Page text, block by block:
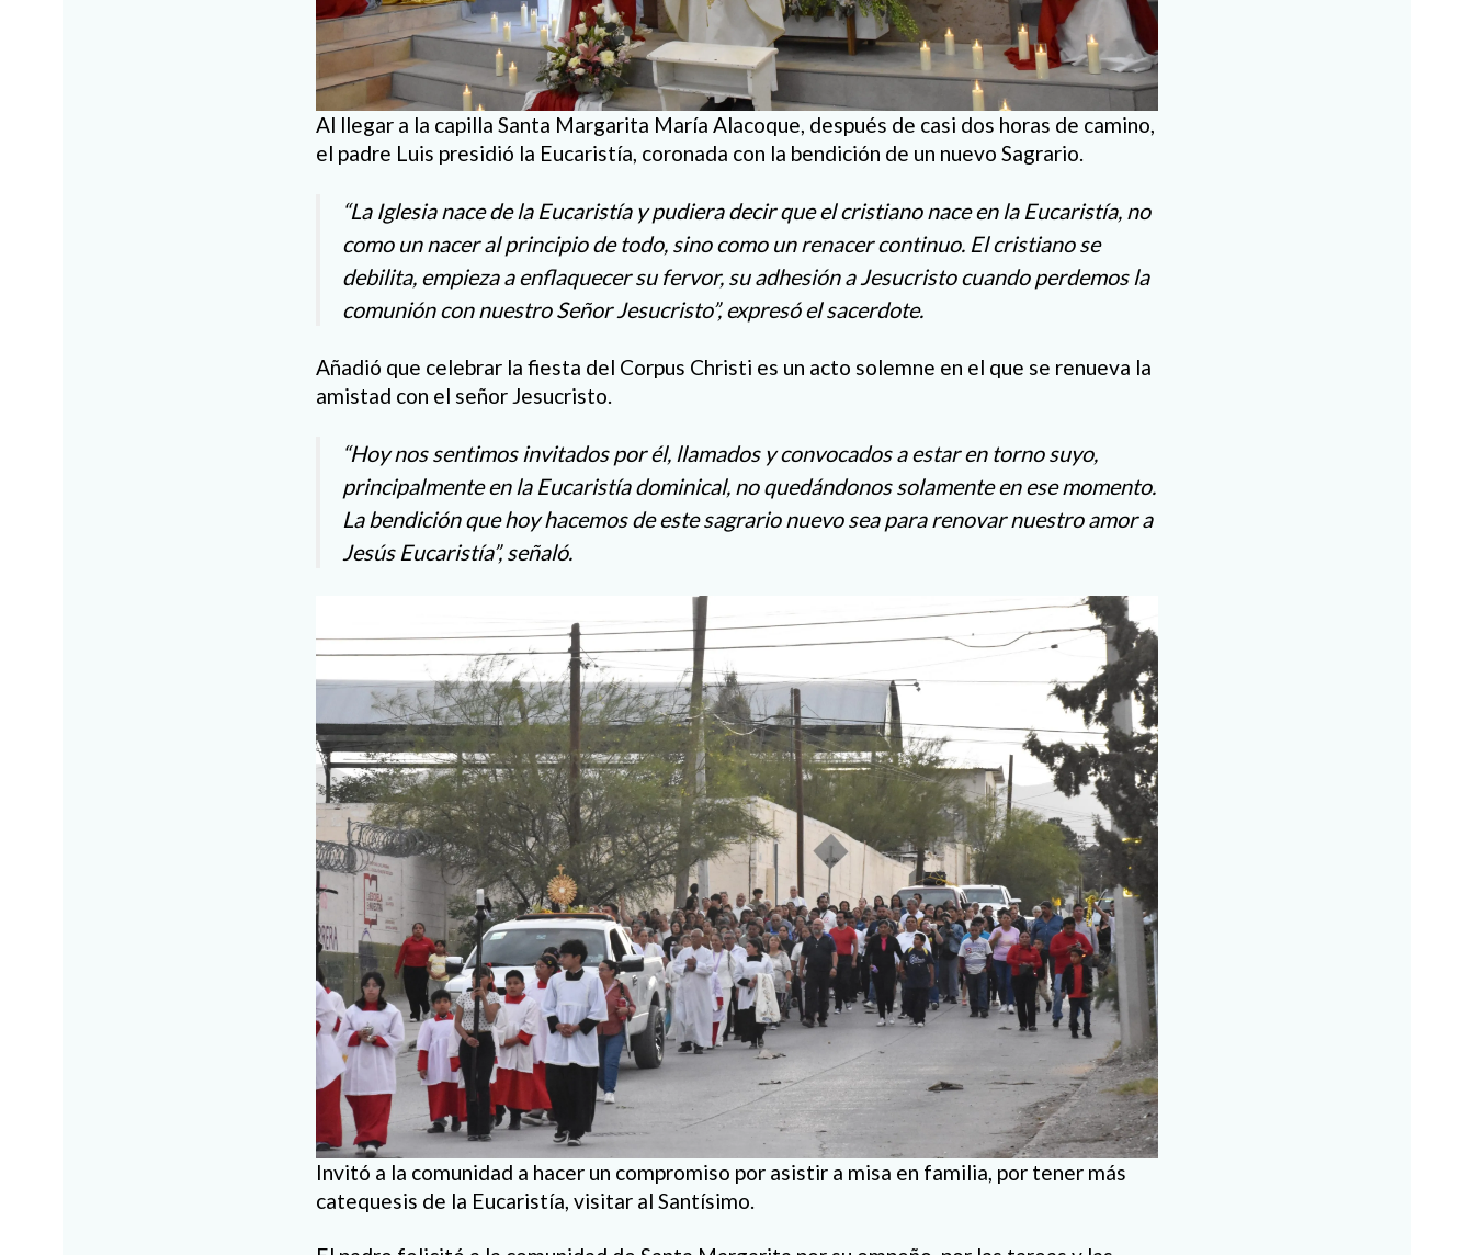
Al llegar a la capilla Santa Margarita María Alacoque, después de casi dos horas de camino,
el padre Luis presidió la Eucaristía, coronada con la bendición de un nuevo Sagrario.
“La Iglesia nace de la Eucaristía y pudiera decir que el cristiano nace en la Eucaristía, no
como un nacer al principio de todo, sino como un renacer continuo. El cristiano se
debilita, empieza a enflaquecer su fervor, su adhesión a Jesucristo cuando perdemos la
comunión con nuestro Señor Jesucristo”, expresó el sacerdote.
Añadió que celebrar la fiesta del Corpus Christi es un acto solemne en el que se renueva la
amistad con el señor Jesucristo.
“Hoy nos sentimos invitados por él, llamados y convocados a estar en torno suyo,
principalmente en la Eucaristía dominical, no quedándonos solamente en ese momento.
La bendición que hoy hacemos de este sagrario nuevo sea para renovar nuestro amor a
Jesús Eucaristía”, señaló.
Invitó a la comunidad a hacer un compromiso por asistir a misa en familia, por tener más
catequesis de la Eucaristía, visitar al Santísimo.